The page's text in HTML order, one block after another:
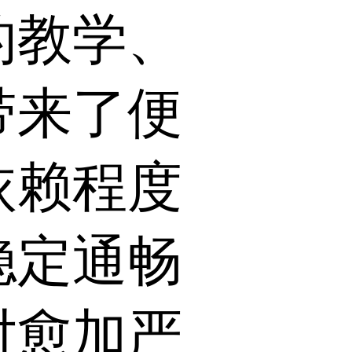
学、
了便
程度
通畅
愈加严